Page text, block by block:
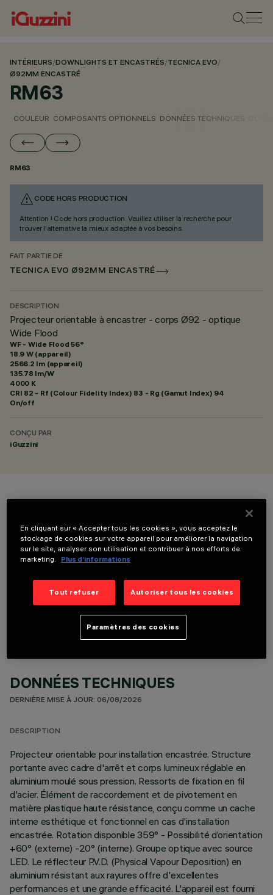
INTÉRIEURS/DOWNLIGHTS ET ENCASTRÉS/TECNICA EVO/
Ø92MM ENCASTRÉ
RM63
COULEUR COMPOSANTS OPTIONNELS DONNÉES TECHNIQUES
RM63
CODE HORS PRODUCTION
Attention ! Code hors production. Veuillez utiliser la recherche pour
trouver l'alternative la mieux adaptée à vos besoins.
FAIT PARTIE DE
TECNICA EVO Ø92MM ENCASTRÉ
DESCRIPTION
Projecteur orientable à encastrer - corps Ø92 - optique
Wide Flood
WF - Wide Flood 56°
18.9 W (appareil)
2566.2 lm (appareil)
135.78 lm/W
4000 K
CRI 82 - Rf (Colour Fidelity Index) 83 - Rg (Gamut Index) 94
On/off
CONÇU PAR
iGuzzini
COMPOSANTS OPTIONNELS
DONNÉES TECHNIQUES
DERNIÈRE MISE À JOUR: 06/08/2026
DESCRIPTION
Projecteur orientable pour installation encastrée. Structure
portante avec cadre d'arrêt et corps lumineux réglable en
aluminium moulé sous pression. Ressorts de fixation en fil
d'acier. Élément de raccordement et de pivotement en
matière plastique haute résistance, conçu comme un cache
interne esthétique et fonctionnel en cas d'installation
encastrée. Rotation disponible 359° - Possibilité d’orientation
+60° (externe) -20° (interne). Groupe optique avec source
LED. Le réflecteur P.V.D. (Physical Vapour Deposition) en
aluminium résistant aux rayures offre d'excellentes
performances et une grande efficacité. L'appareil est fourni
En cliquant sur « Accepter tous les cookies », vous acceptez le
stockage de cookies sur votre appareil pour améliorer la navigation
sur le site, analyser son utilisation et contribuer à nos efforts de
marketing.
Plus d’informations
Tout refuser Autoriser tous les cookies
Paramètres des cookies